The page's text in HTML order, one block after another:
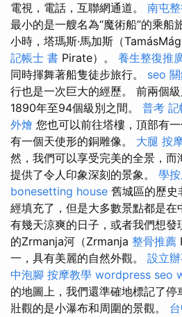
電視，電話，互聯網通道。 南屯
最小的是一艘名為“魔術船”的乘船
小時，塔瑪斯·馬加斯（
記帳士 書 Pirate）。 養生整復推
同時揮舞著船隻徒步旅行。 seo
行也是一次巨大的經歷。 前兩個
1890年至94個級別之間。 普考 記
外燴 您也可以前往塔樓，頂部有
有一個天使形的銅雕像。 大腿 按
然，我們可以享受完美的全景，而
提供了令人印象深刻的景象。 學
bonesetting house 舊城區的歷史
經填充了，但是大多數景點都是在
有幾天涼爽的日子，或者我們想
的Zrmanja河（Zrmanja 整骨推薦
一，具有美麗的自然外觀。 設立
中泡腳 按摩教學 wordpress seo
的地圖上，我們還準確地標記了停
壯觀的是小瀑布和周圍的景觀。